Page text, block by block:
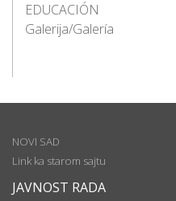
EDUCACIÓN
Galerija/Galería
NOVI SAD
Link ka starom sajtu
JAVNOST RADA